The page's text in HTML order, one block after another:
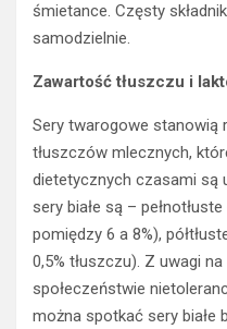
śmietance. Częsty
samodzielnie.
Zawartość tłuszczu i
Sery twarogowe stanowią
tłuszczów mlecznych,
dietetycznych czasami są
sery białe są –
pomiędzy 6 a 8%),
0,5% tłuszczu). Z uwagi
społeczeństwie
można spotkać sery białe